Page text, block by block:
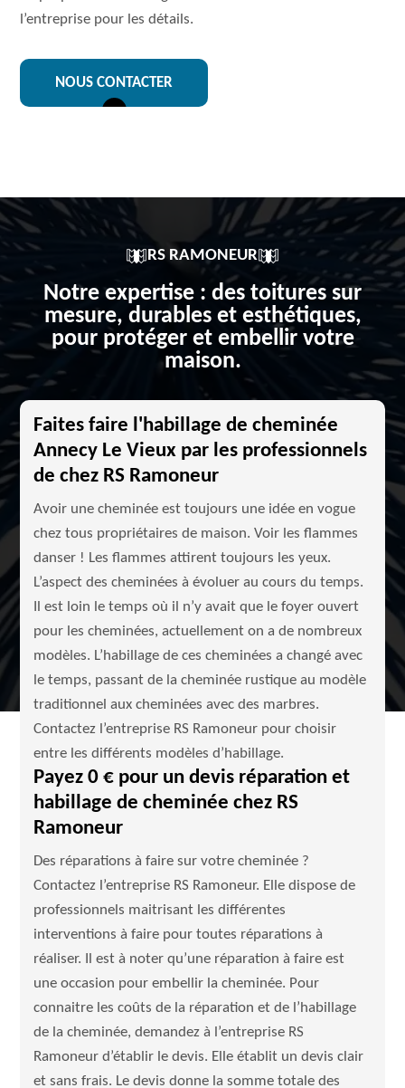
l’entreprise pour les détails.
NOUS CONTACTER
RS RAMONEUR
Notre expertise : des toitures sur
mesure, durables et esthétiques,
pour protéger et embellir votre
maison.
Faites faire l'habillage de cheminée
Annecy Le Vieux par les professionnels
de chez RS Ramoneur
Avoir une cheminée est toujours une idée en vogue
chez tous propriétaires de maison. Voir les flammes
danser ! Les flammes attirent toujours les yeux.
L’aspect des cheminées à évoluer au cours du temps.
Il est loin le temps où il n’y avait que le foyer ouvert
pour les cheminées, actuellement on a de nombreux
modèles. L’habillage de ces cheminées a changé avec
le temps, passant de la cheminée rustique au modèle
traditionnel aux cheminées avec des marbres.
Contactez l’entreprise RS Ramoneur pour choisir
entre les différents modèles d’habillage.
Payez 0 € pour un devis réparation et
habillage de cheminée chez RS
Ramoneur
Des réparations à faire sur votre cheminée ?
Contactez l’entreprise RS Ramoneur. Elle dispose de
professionnels maitrisant les différentes
interventions à faire pour toutes réparations à
réaliser. Il est à noter qu’une réparation à faire est
une occasion pour embellir la cheminée. Pour
connaitre les coûts de la réparation et de l’habillage
de la cheminée, demandez à l’entreprise RS
Ramoneur d’établir le devis. Elle établit un devis clair
et sans frais. Le devis donne la somme totale des